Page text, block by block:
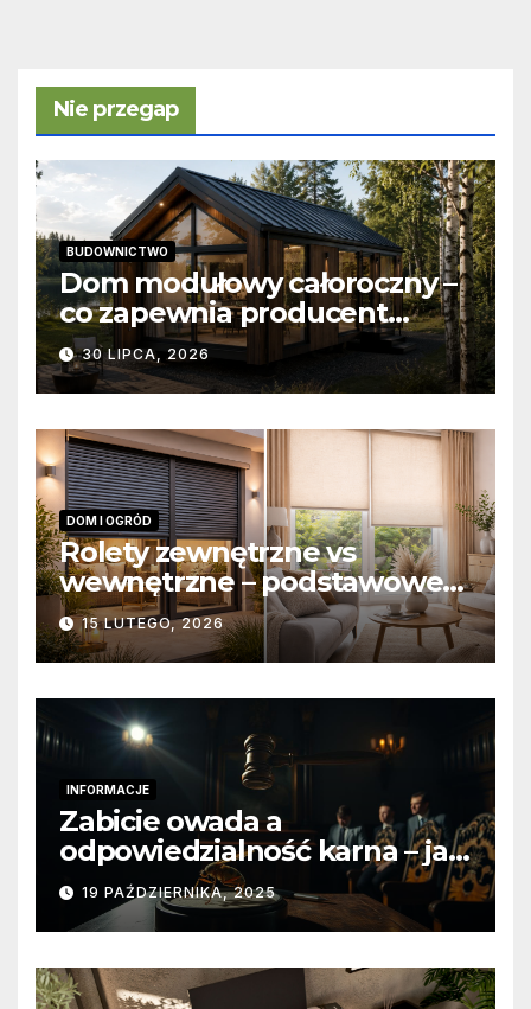
Nie przegap
BUDOWNICTWO
Dom modułowy całoroczny –
co zapewnia producent
domów modułowych?
30 LIPCA, 2026
DOM I OGRÓD
Rolety zewnętrzne vs
wewnętrzne – podstawowe
różnice konstrukcyjne i
funkcjonalne
15 LUTEGO, 2026
INFORMACJE
Zabicie owada a
odpowiedzialność karna – jak
wygląda to w praktyce?
19 PAŹDZIERNIKA, 2025